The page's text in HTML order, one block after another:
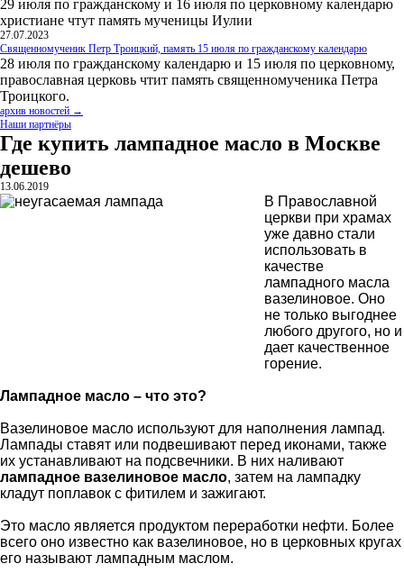
29 июля по гражданскому и 16 июля по церковному календарю
христиане чтут память мученицы Иулии
27.07.2023
Священномученик Петр Троицкий, память 15 июля по гражданскому календарю
28 июля по гражданскому календарю и 15 июля по церковному,
православная церковь чтит память священномученика Петра
Троицкого.
архив новостей →
Наши партнёры
Где купить лампадное масло в Москве
дешево
13.06.2019
В Православной
церкви при храмах
уже давно стали
использовать в
качестве
лампадного масла
вазелиновое. Оно
не только выгоднее
любого другого, но и
дает качественное
горение.
Лампадное масло – что это?
Вазелиновое масло используют для наполнения лампад.
Лампады ставят или подвешивают перед иконами, также
их устанавливают на подсвечники. В них наливают
лампадное вазелиновое масло, затем на лампадку
кладут поплавок с фитилем и зажигают.
Это масло является продуктом переработки нефти. Более
всего оно известно как вазелиновое, но в церковных кругах
его называют лампадным маслом.